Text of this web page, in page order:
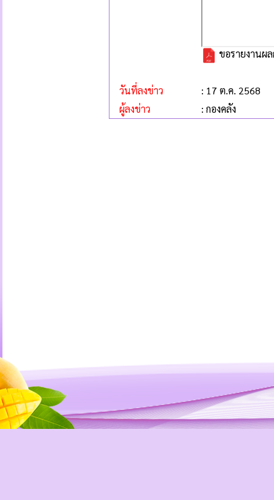
ขอรายงานผ
วันที่ลงข่าว
: 17 ต.ค. 2568
ผู้ลงข่าว
: กองคลัง